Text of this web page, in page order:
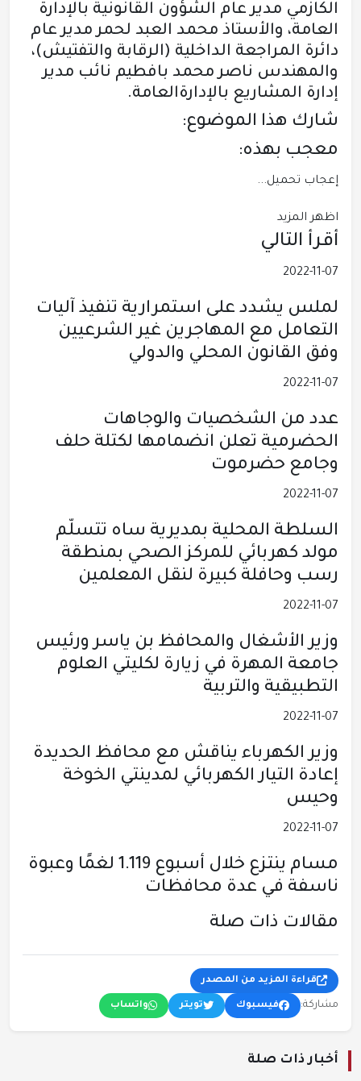
الكازمي مدير عام الشؤون القانونية بالإدارة
العامة، والأستاذ محمد العبد لحمر مدير عام
دائرة المراجعة الداخلية (الرقابة والتفتيش)،
والمهندس ناصر محمد بافطيم نائب مدير
إدارة المشاريع بالإدارةالعامة.
شارك هذا الموضوع:
معجب بهذه:
إعجاب تحميل...
اظهر المزيد
أقرأ التالي
2022-11-07
لملس يشدد على استمرارية تنفيذ آليات
التعامل مع المهاجرين غير الشرعيين
وفق القانون المحلي والدولي
2022-11-07
عدد من الشخصيات والوجاهات
الحضرمية تعلن انضمامها لكتلة حلف
وجامع حضرموت
2022-11-07
السلطة المحلية بمديرية ساه تتسلّم
مولد كهربائي للمركز الصحي بمنطقة
رسب وحافلة كبيرة لنقل المعلمين
2022-11-07
وزير الأشغال والمحافظ بن ياسر ورئيس
جامعة المهرة في زيارة لكليتي العلوم
التطبيقية والتربية
2022-11-07
وزير الكهرباء يناقش مع محافظ الحديدة
إعادة التيار الكهربائي لمدينتي الخوخة
وحيس
2022-11-07
مسام ينتزع خلال أسبوع 1.119 لغمًا وعبوة
ناسفة في عدة محافظات
مقالات ذات صلة
قراءة المزيد من المصدر
مشاركة: فيسبوك تويتر واتساب
أخبار ذات صلة